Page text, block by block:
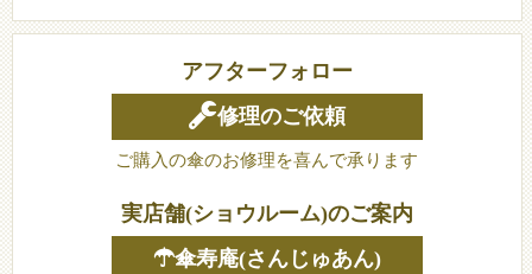
アフターフォロー
修理のご依頼
ご購入の傘のお修理を喜んで承ります
実店舗(ショウルーム)のご案内
☂傘寿庵(さんじゅあん)